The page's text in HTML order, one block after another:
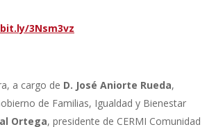
3Nsm3vz
a cargo de D. José Aniorte Rueda,
de Familias, Igualdad y Bienestar
Ortega, presidente de CERMI Comunidad